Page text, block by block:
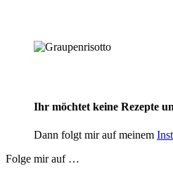
Ihr möchtet keine Rezepte
Dann folgt mir auf meinem
Folge mir auf …